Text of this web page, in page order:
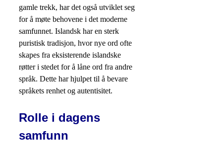
gamle trekk, har det også utviklet seg
for å møte behovene i det moderne
samfunnet. Islandsk har en sterk
puristisk tradisjon, hvor nye ord ofte
skapes fra eksisterende islandske
røtter i stedet for å låne ord fra andre
språk. Dette har hjulpet til å bevare
språkets renhet og autentisitet.
Rolle i dagens
samfunn